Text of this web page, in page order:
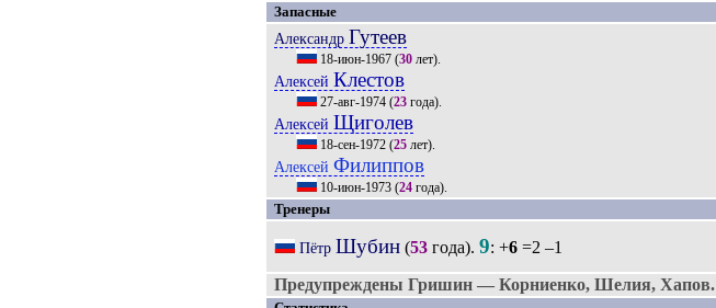
Запасные
Александр Гутеев
18-июн-1967 (30 лет).
Алексей Клестов
27-авг-1974 (23 года).
Алексей Щиголев
18-сен-1972 (25 лет).
АлексейФилиппов
10-июн-1973 (24 года).
Тренеры
Пётр Шубин (53 года).9: +6 =2 –1
Предупреждены Гришин — Корниенко, Шелия, Хапов.